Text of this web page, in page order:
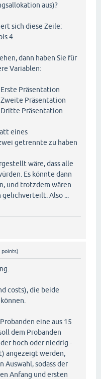
aus)?
sich diese Zeile:
4
dann haben Sie für
Variablen:
Präsentation
Präsentation
Präsentation
eines
getrennte zu haben
wäre, dass alle
Es könnte dann
und trotzdem wären
Also ...
points)
costs), die beide
eine aus 15
dem Probanden
hoch oder niedrig -
angezeigt werden,
Auswahl, sodass der
Anfang und ersten